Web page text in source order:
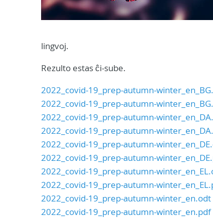
lingvoj.
Rezulto estas ĉi-sube.
2022_covid-19_prep-autumn-
2022_covid-19_prep-autumn-
2022_covid-19_prep-autumn-
2022_covid-19_prep-autumn-
2022_covid-19_prep-autumn-
2022_covid-19_prep-autumn-
2022_covid-19_prep-autumn-
2022_covid-19_prep-autumn-
2022_covid-19_prep-autumn-winter_en.odt
2022_covid-19_prep-autumn-winter_en.pdf